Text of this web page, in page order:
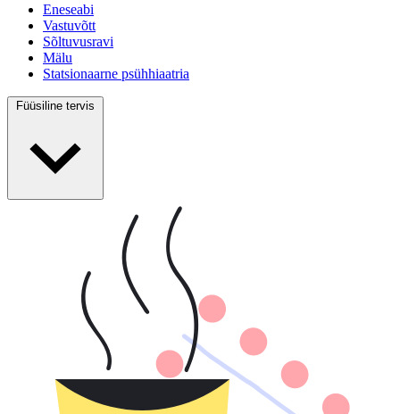
Eneseabi
Vastuvõtt
Sõltuvusravi
Mälu
Statsionaarne psühhiaatria
Füüsiline tervis